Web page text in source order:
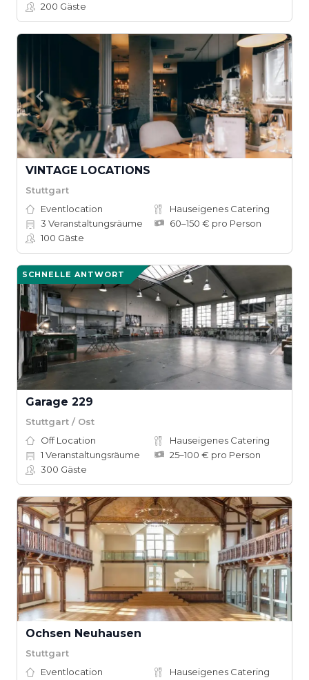
200 Gäste
VINTAGE LOCATIONS
Stuttgart
Eventlocation
Hauseigenes Catering
3 Veranstaltungsräume
60–150 € pro Person
100 Gäste
SCHNELLE ANTWORT
Garage 229
Stuttgart / Ost
Off Location
Hauseigenes Catering
1 Veranstaltungsräume
25–100 € pro Person
300 Gäste
Ochsen Neuhausen
Stuttgart
Eventlocation
Hauseigenes Catering